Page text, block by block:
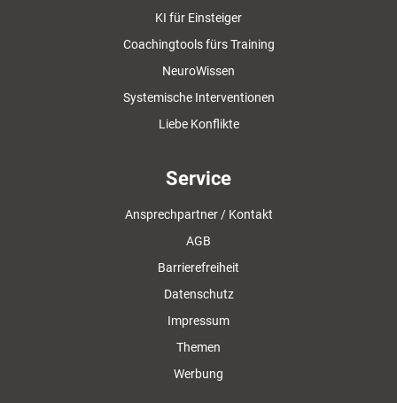
KI für Einsteiger
Coachingtools fürs Training
NeuroWissen
Systemische Interventionen
Liebe Konflikte
Service
Ansprechpartner / Kontakt
AGB
Barrierefreiheit
Datenschutz
Impressum
Themen
Werbung